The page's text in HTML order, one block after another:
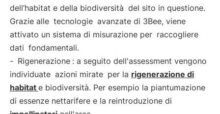
dell’habitat e della biodiversità del sito in questione.
Grazie alle tecnologie avanzate di 3Bee, viene
attivato un sistema di misurazione per raccogliere
dati fondamentali.
- Rigenerazione : a seguito dell'assessment vengono
individuate azioni mirate per la rigenerazione di
habitat e biodiversità. Per esempio la piantumazione
di essenze nettarifere e la reintroduzione di